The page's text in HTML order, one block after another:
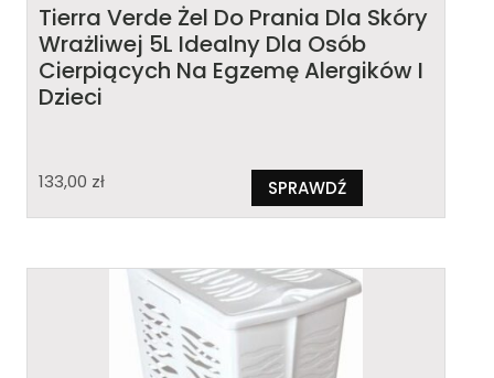
Tierra Verde Żel Do Prania Dla Skóry
Wrażliwej 5L Idealny Dla Osób
Cierpiących Na Egzemę Alergików I
Dzieci
133,00 zł SPRAWDŹ